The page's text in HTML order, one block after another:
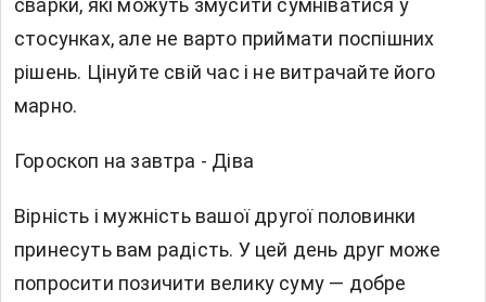
стосунках, але не варто приймати поспішних
рішень. Цінуйте свій час і не витрачайте його
марно.
Гороскоп на завтра - Діва
Вірність і мужність вашої другої половинки
принесуть вам радість. У цей день друг може
попросити позичити велику суму — добре